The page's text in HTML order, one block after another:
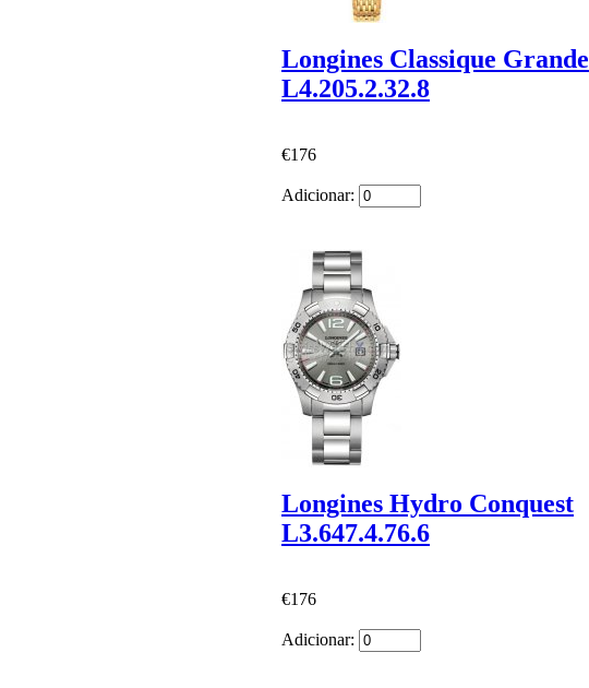
Longines Classique Grande
L4.205.2.32.8
€176
Adicionar:
Longines Hydro Conquest
L3.647.4.76.6
€176
Adicionar: